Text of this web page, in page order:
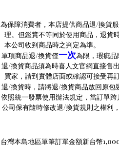
為保障消費者，本店提供商品退/換貨
理。但鑑賞不等同於使用商品，退貨
本公司收到商品時之判定為準。
單項商品退/換貨僅一次為限，瑕疵品
退/換貨商品須為時喜人文官網直接售
買家，請到實體店面或確認可接受再訂
退/換貨時，請將退/換貨商品放回原包
依照統一發票使用辦法規定，當訂單
公司保有隨時修改退/換貨規則之權利
台灣本島地區單筆訂單金額新台幣